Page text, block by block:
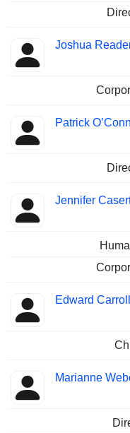
Joshua
Patrick
Jennifer
Edward Carroll
Marianne